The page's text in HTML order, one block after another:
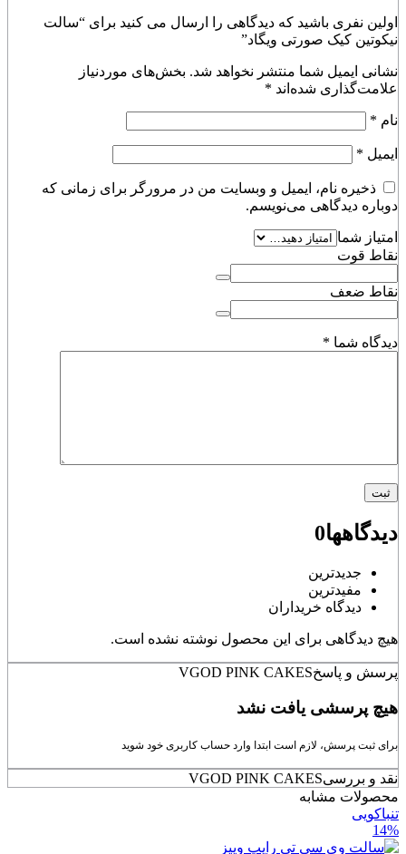
اولین نفری باشید که دیدگاهی را ارسال می کنید برای “سالت
نیکوتین کیک صورتی ویگاد”
نشانی ایمیل شما منتشر نخواهد شد. بخش‌های موردنیاز
علامت‌گذاری شده‌اند *
نام *
ایمیل *
ذخیره نام، ایمیل و وبسایت من در مرورگر برای زمانی که
دوباره دیدگاهی می‌نویسم.
امتیاز شما
نقاط قوت
نقاط ضعف
دیدگاه شما *
دیدگاهها0
جدیدترین
مفیدترین
دیدگاه خریداران
هیچ دیدگاهی برای این محصول نوشته نشده است.
پرسش و پاسخVGOD PINK CAKES
هیچ پرسشی یافت نشد
برای ثبت پرسش، لازم است ابتدا وارد حساب کاربری خود شوید
نقد و بررسیVGOD PINK CAKES
محصولات مشابه
تنباکویی
14%